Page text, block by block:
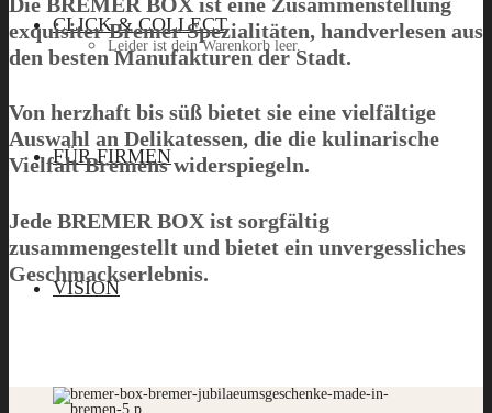
CLICK & COLLECT
FÜR FIRMEN
VISION
Leider ist dein Warenkorb leer.
Menü
exquisiter Bremer Spezialitäten, handverlesen aus
den besten Manufakturen der Stadt.
Von herzhaft bis süß bietet sie eine vielfältige
Auswahl an Delikatessen, die die kulinarische
Vielfalt Bremens widerspiegeln.
Jede BREMER BOX ist sorgfältig
zusammengestellt und bietet ein unvergessliches
Geschmackserlebnis.